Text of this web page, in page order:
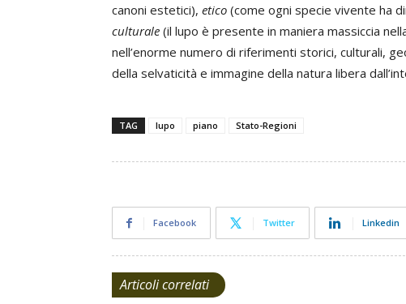
canoni estetici), etico (come ogni specie vivente ha
culturale (il lupo è presente in maniera massiccia
nell’enorme numero di riferimenti storici, culturali,
della selvaticità e immagine della natura libera
TAG lupo piano Stato-Regioni
Facebook Twitter Linkedin
Articoli correlati